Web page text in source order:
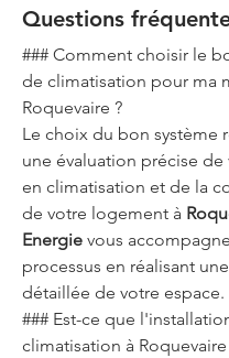
Questions
### Comment choisir le
de climatisation pour ma
Roquevaire ?
Le choix du bon système
une évaluation précise de
en climatisation et de la
de votre logement à
Energie vous
processus en réalisant
détaillée de votre espace.
### Est-ce que
climatisation à